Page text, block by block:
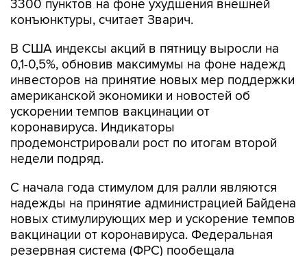
В США индексы акций в пятницу выросли на
инвесторов на принятие новых мер поддержки
американской экономики и новостей об
ускорении темпов вакцинации от
коронавируса. Индикаторы
продемонстрировали рост по итогам второй
недели подряд.
С начала года стимулом для ралли являются
новых стимулирующих мер и ускорение темпов
вакцинации от коронавируса. Федеральная
резервная система (ФРС) пообещала
сохранять мягкую денежно-кредитную